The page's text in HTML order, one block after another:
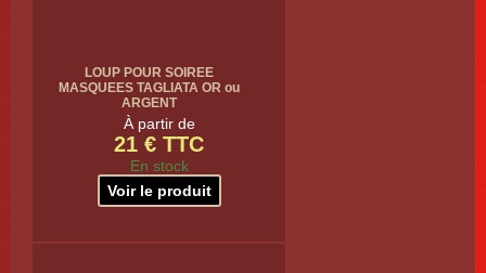
LOUP POUR SOIREE
MASQUEES TAGLIATA OR ou
ARGENT
À partir de
21 € TTC
En stock
Voir le produit